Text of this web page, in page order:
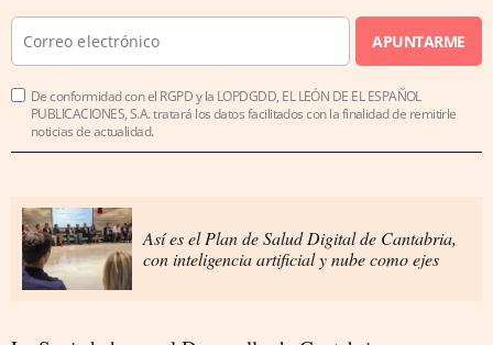
APUNTARME
De conformidad con el RGPD y la LOPDGDD, EL LEÓN DE EL ESPAÑOL
PUBLICACIONES, S.A. tratará los datos facilitados con la finalidad de remitirle
noticias de actualidad.
Así es el Plan de Salud Digital de Cantabria,
con inteligencia artificial y nube como ejes